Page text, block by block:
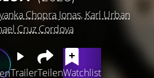
Chopra Jonas, Karl Urban
Cruz Cordova
TrailerTeilenWatchlist